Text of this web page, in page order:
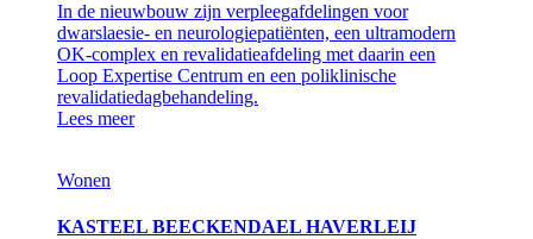
In de nieuwbouw zijn verpleegafdelingen voor
dwarslaesie- en neurologiepatiënten, een ultramodern
OK-complex en revalidatieafdeling met daarin een
Loop Expertise Centrum en een poliklinische
revalidatiedagbehandeling.
Lees meer
Wonen
KASTEEL BEECKENDAEL HAVERLEIJ